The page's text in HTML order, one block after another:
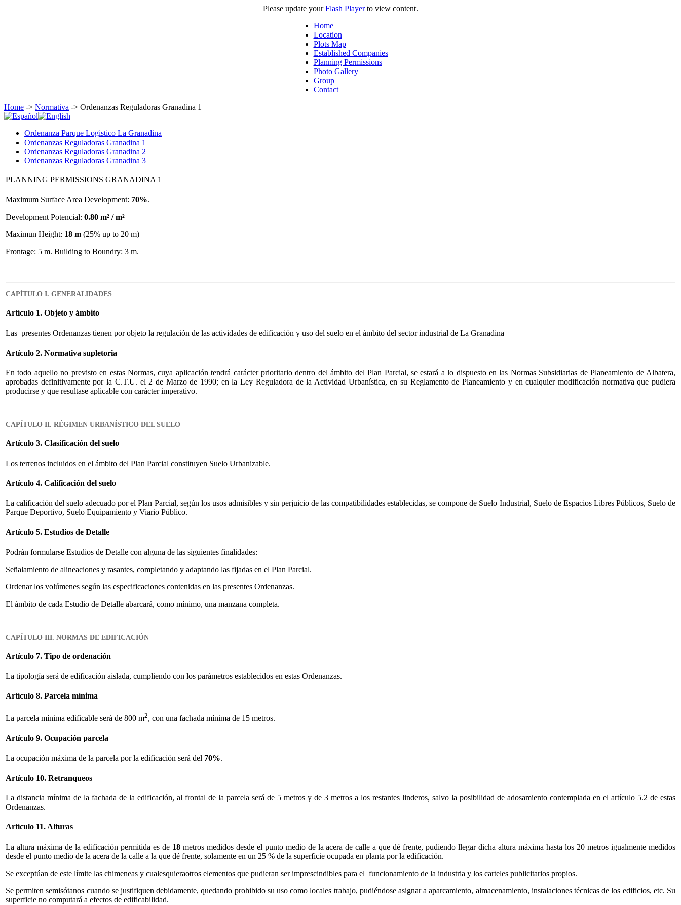
Please update yourFlash Playerto view content.
Home
Location
Plots Map
Established Companies
Planning Permissions
Photo Gallery
Group
Contact
Home -> Normativa -> Ordenanzas Reguladoras Granadina 1
Ordenanza Parque Logistico La Granadina
Ordenanzas Reguladoras Granadina 1
Ordenanzas Reguladoras Granadina 2
Ordenanzas Reguladoras Granadina 3
PLANNING PERMISSIONS GRANADINA 1
Maximum Surface Area Development: 70%.
Development Potencial: 0.80 m² / m²
Maximun Height: 18 m (25% up to 20 m)
Frontage: 5 m. Building to Boundry: 3 m.
CAPÍTULO I. GENERALIDADES
Artículo 1. Objeto y ámbito
Las presentes Ordenanzas tienen por objeto la regulación de las actividades de edificación y uso del suelo en el ámbito del sector industrial de La Granadina
Artículo 2. Normativa supletoria
En todo aquello no previsto en estas Normas, cuya aplicación tendrá carácter prioritario dentro del ámbito del Plan Parcial, se estará a lo dispuesto en las Normas Subsidiarias de Planeamiento de Albatera,
aprobadas definitivamente por la C.T.U. el 2 de Marzo de 1990; en la Ley Reguladora de la Actividad Urbanística, en su Reglamento de Planeamiento y en cualquier modificación normativa que pudiera
producirse y que resultase aplicable con carácter imperativo.
CAPÍTULO II. RÉGIMEN URBANÍSTICO DEL SUELO
Artículo 3. Clasificación del suelo
Los terrenos incluidos en el ámbito del Plan Parcial constituyen Suelo Urbanizable.
Artículo 4. Calificación del suelo
La calificación del suelo adecuado por el Plan Parcial, según los usos admisibles y sin perjuicio de las compatibilidades establecidas, se compone de Suelo Industrial, Suelo de Espacios Libres Públicos, Suelo de
Parque Deportivo, Suelo Equipamiento y Viario Público.
Artículo 5. Estudios de Detalle
Podrán formularse Estudios de Detalle con alguna de las siguientes finalidades:
Señalamiento de alineaciones y rasantes, completando y adaptando las fijadas en el Plan Parcial.
Ordenar los volúmenes según las especificaciones contenidas en las presentes Ordenanzas.
El ámbito de cada Estudio de Detalle abarcará, como mínimo, una manzana completa.
CAPÍTULO III. NORMAS DE EDIFICACIÓN
Artículo 7. Tipo de ordenación
La tipología será de edificación aislada, cumpliendo con los parámetros establecidos en estas Ordenanzas.
Artículo 8. Parcela mínima
La parcela mínima edificable será de 800 m2, con una fachada mínima de 15 metros.
Artículo 9. Ocupación parcela
La ocupación máxima de la parcela por la edificación será del 70%.
Artículo 10. Retranqueos
La distancia mínima de la fachada de la edificación, al frontal de la parcela será de 5 metros y de 3 metros a los restantes linderos, salvo la posibilidad de adosamiento contemplada en el artículo 5.2 de estas
Ordenanzas.
Artículo 11. Alturas
La altura máxima de la edificación permitida es de 18metros medidos desde el punto medio de la acera de calle a que dé frente, pudiendo llegar dicha altura máxima hasta los 20 metros igualmente medidos
desde el punto medio de la acera de la calle a la que dé frente, solamente en un 25 % de la superficie ocupada en planta por la edificación.
Se exceptúan de este límite las chimeneas y cualesquieraotros elementos que pudieran ser imprescindibles para el funcionamiento de la industria y los carteles publicitarios propios.
Se permiten semisótanos cuando se justifiquen debidamente, quedando prohibido su uso como locales trabajo, pudiéndose asignar a aparcamiento, almacenamiento, instalaciones técnicas de los edificios, etc. Su
superficie no computará a efectos de edificabilidad.